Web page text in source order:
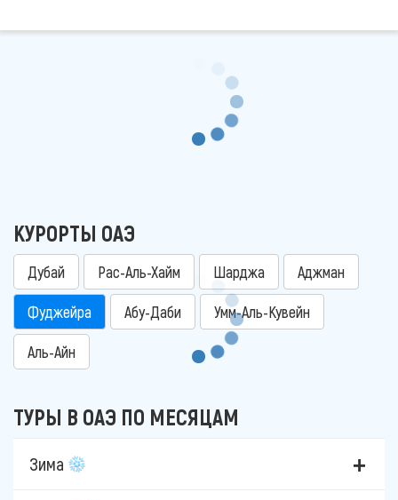
КУРОРТЫ ОАЭ
Дубай Рас-Аль-Хайм Шарджа Аджман
Фуджейра Абу-Даби Умм-Аль-Кувейн
Аль-Айн
ТУРЫ В ОАЭ ПО МЕСЯЦАМ
Зима